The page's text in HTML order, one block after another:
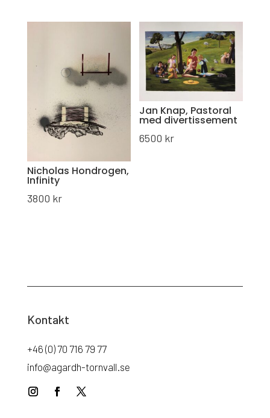
Nicholas Hondrogen,
Infinity
3800 kr
Jan Knap, Pastoral
med divertissement
6500 kr
Kontakt
+46 (0) 70 716 79 77
info@agardh-tornvall.se